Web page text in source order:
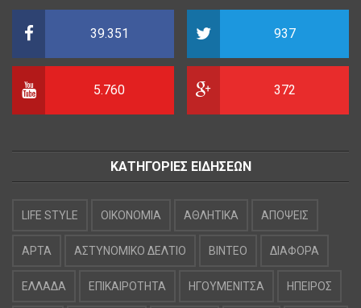
39.351 937
5.760 372
ΚΑΤΗΓΟΡΙΕΣ ΕΙΔΗΣΕΩΝ
LIFE STYLE OIKONOMIA ΑΘΛΗΤΙΚΑ ΑΠΟΨΕΙΣ
ΑΡΤΑ ΑΣΤΥΝΟΜΙΚΟ ΔΕΛΤΙΟ ΒΙΝΤΕΟ ΔΙΑΦΟΡΑ
ΕΛΛΑΔΑ ΕΠΙΚΑΙΡΟΤΗΤΑ ΗΓΟΥΜΕΝΙΤΣΑ ΗΠΕΙΡΟΣ